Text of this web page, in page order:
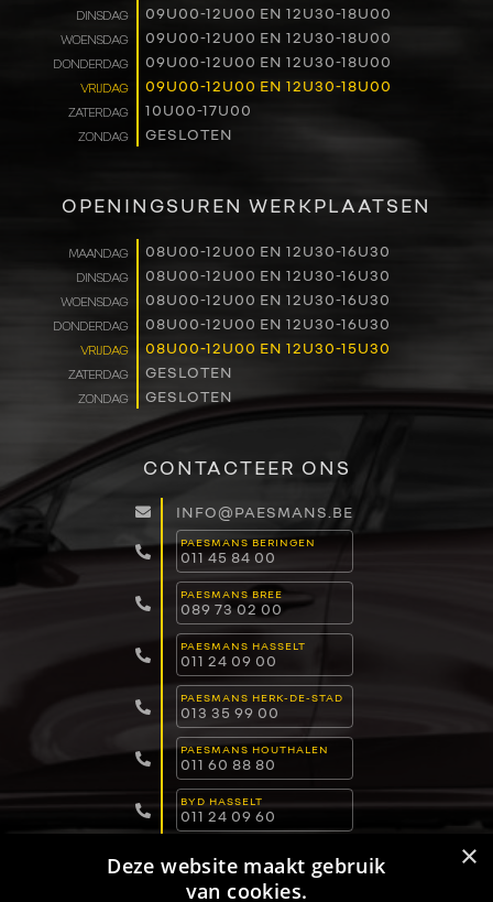
NAVERKOOP
VERHUUR
NIEUWS
OVER ONS
WERKEN BIJ
CONTACT
DINSDAG 09U00-12U00 EN 12U30-18U00
WOENSDAG 09U00-12U00 EN 12U30-18U00
DONDERDAG 09U00-12U00 EN 12U30-18U00
VRIJDAG 09U00-12U00 EN 12U30-18U00
ZATERDAG 10U00-17U00
ZONDAG GESLOTEN
OPENINGSUREN WERKPLAATSEN
MAANDAG 08U00-12U00 EN 12U30-16U30
DINSDAG 08U00-12U00 EN 12U30-16U30
WOENSDAG 08U00-12U00 EN 12U30-16U30
DONDERDAG 08U00-12U00 EN 12U30-16U30
VRIJDAG 08U00-12U00 EN 12U30-15U30
ZATERDAG GESLOTEN
ZONDAG GESLOTEN
CONTACTEER ONS
INFO@PAESMANS.BE
PAESMANS BERINGEN
011 45 84 00
PAESMANS BREE
089 73 02 00
PAESMANS HASSELT
011 24 09 00
PAESMANS HERK-DE-STAD
013 35 99 00
PAESMANS HOUTHALEN
011 60 88 80
BYD HASSELT
011 24 09 60
011 15 04 00 ×
Deze website maakt gebruik
van cookies.